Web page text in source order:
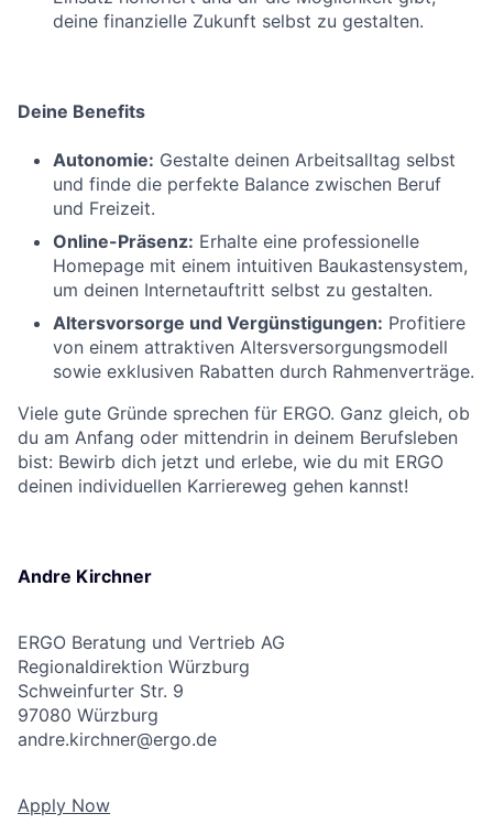
deine finanzielle Zukunft selbst zu gestalten.
Deine Benefits
Autonomie: Gestalte deinen Arbeitsalltag selbst
und finde die perfekte Balance zwischen Beruf
und Freizeit.
Online-Präsenz: Erhalte eine professionelle
Homepage mit einem intuitiven Baukastensystem,
um deinen Internetauftritt selbst zu gestalten.
Altersvorsorge und Vergünstigungen: Profitiere
von einem attraktiven Altersversorgungsmodell
sowie exklusiven Rabatten durch Rahmenverträge.
Viele gute Gründe sprechen für ERGO. Ganz gleich, ob
du am Anfang oder mittendrin in deinem Berufsleben
bist: Bewirb dich jetzt und erlebe, wie du mit ERGO
deinen individuellen Karriereweg gehen kannst!
Andre Kirchner
ERGO Beratung und Vertrieb AG
Regionaldirektion Würzburg
Schweinfurter Str. 9
97080 Würzburg
andre.kirchner@ergo.de
Apply Now